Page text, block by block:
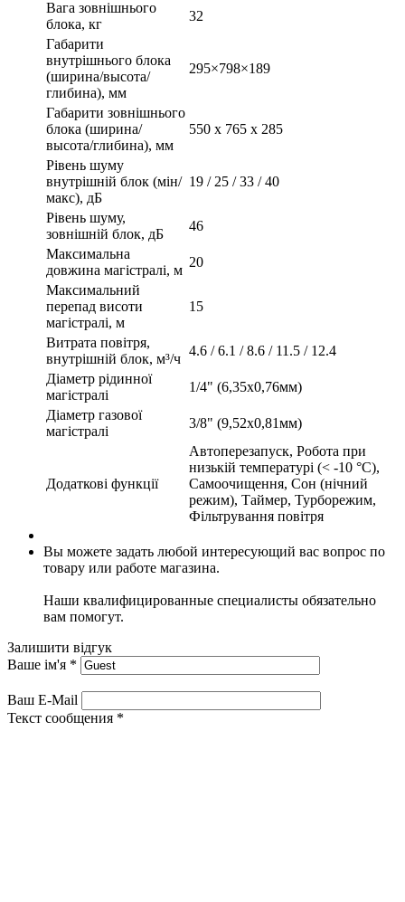
Вага зовнішнього
блока, кг
32
Габарити
внутрішнього блока
(ширина/высота/
глибина), мм
295×798×189
Габарити зовнішнього
блока (ширина/
высота/глибина), мм
550 x 765 x 285
Рівень шуму
внутрішній блок (мін/
макс), дБ
19 / 25 / 33 / 40
Рівень шуму,
зовнішній блок, дБ
46
Максимальна
довжина магістралі, м
20
Максимальний
перепад висоти
магістралі, м
15
Витрата повітря,
внутрішній блок, м³/ч
4.6 / 6.1 / 8.6 / 11.5 / 12.4
Діаметр рідинної
магістралі
1/4" (6,35х0,76мм)
Діаметр газової
магістралі
3/8" (9,52х0,81мм)
Додаткові функції
Автоперезапуск, Робота при
низькій температурі (< -10 °C),
Самоочищення, Сон (нічний
режим), Таймер, Турборежим,
Фільтрування повітря
Вы можете задать любой интересующий вас вопрос по
товару или работе магазина.
Наши квалифицированные специалисты обязательно
вам помогут.
Залишити відгук
Ваше ім'я *
Ваш E-Mail
Текст сообщения *